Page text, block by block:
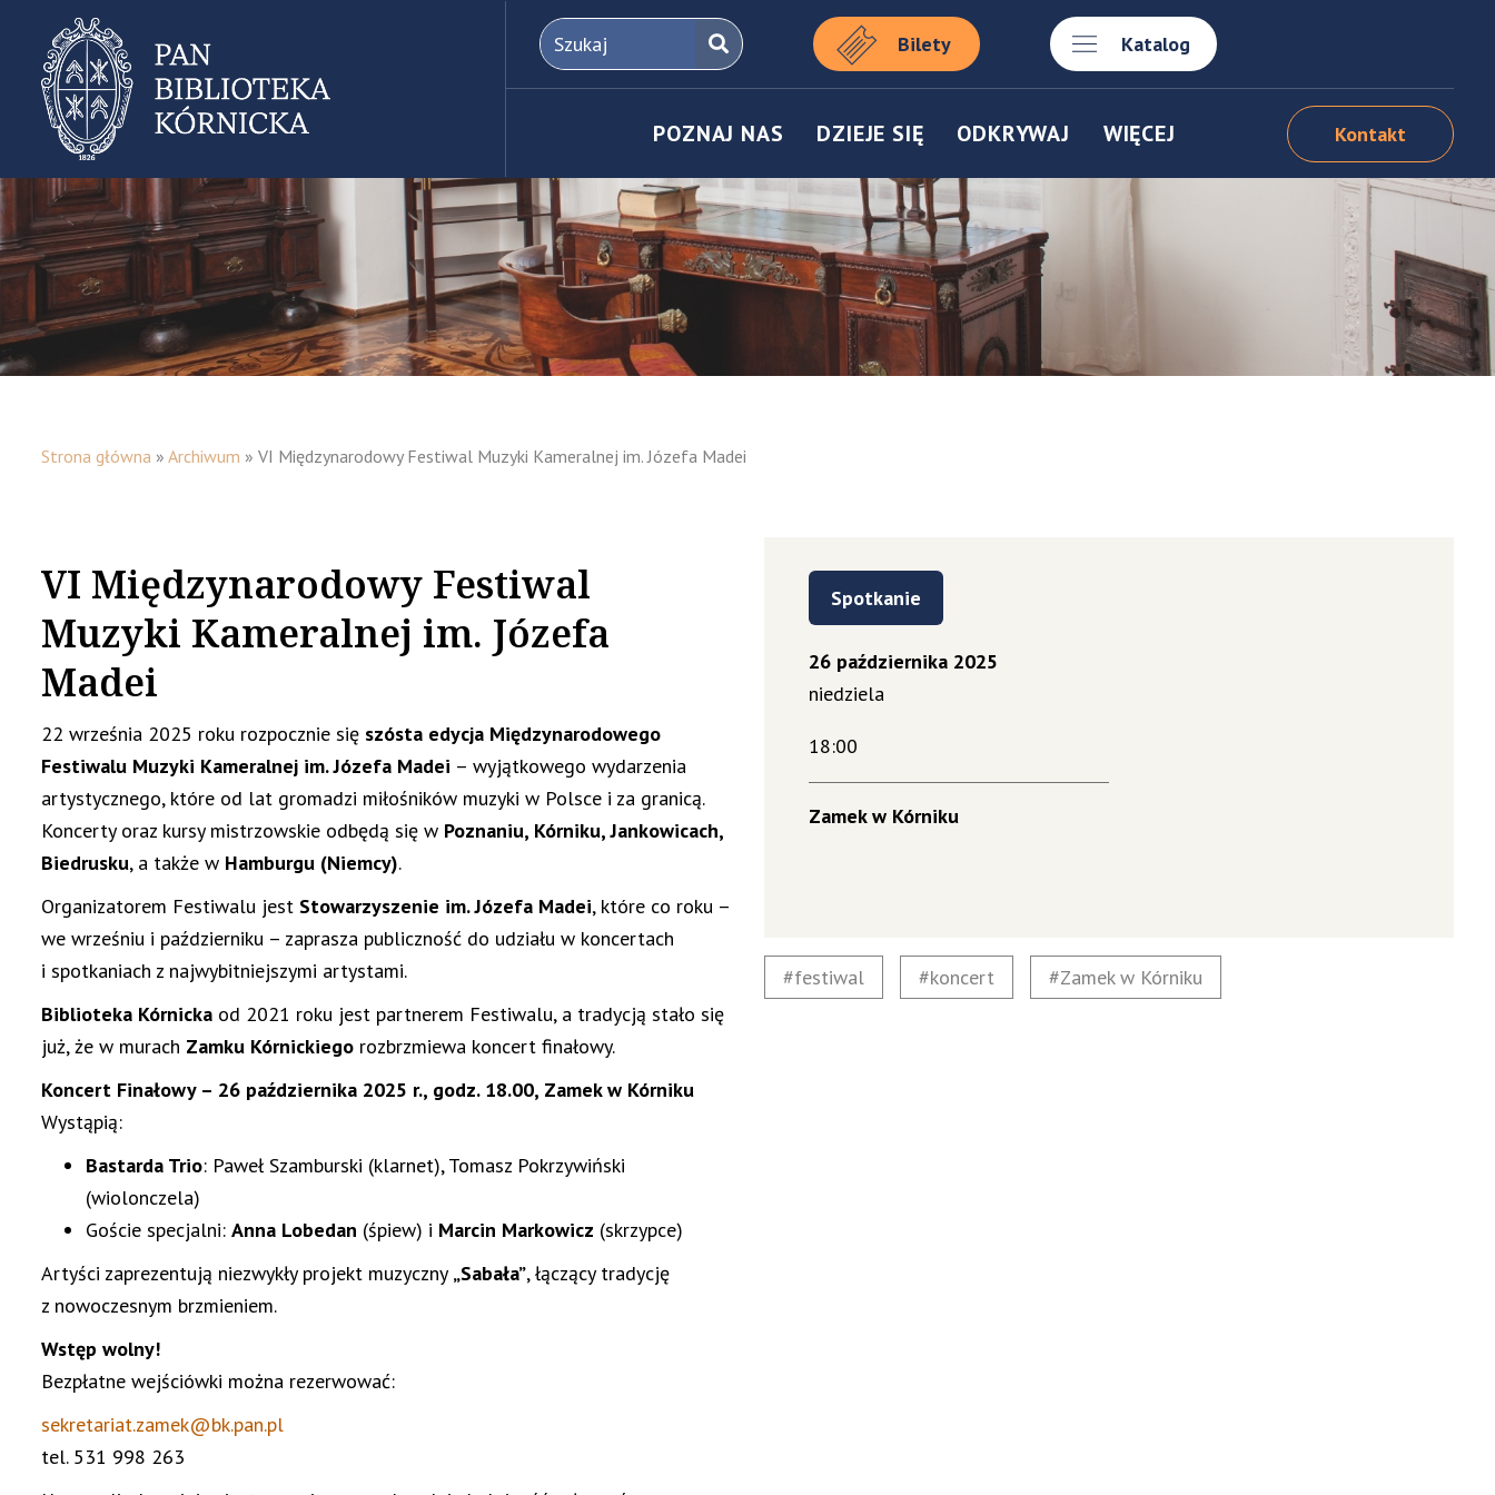
Bilety Katalog
POZNAJ NAS DZIEJE SIĘ ODKRYWAJ WIĘCEJ Kontakt
Strona główna » Archiwum » VI Międzynarodowy Festiwal Muzyki Kameralnej im. Józefa Madei
VI Międzynarodowy Festiwal
Muzyki Kameralnej im. Józefa
Madei
22 września 2025 roku rozpocznie się szósta edycja Międzynarodowego
Festiwalu Muzyki Kameralnej im. Józefa Madei – wyjątkowego wydarzenia
artystycznego, które od lat gromadzi miłośników muzyki w Polsce i za granicą.
Koncerty oraz kursy mistrzowskie odbędą się w Poznaniu, Kórniku, Jankowicach,
Biedrusku, a także w Hamburgu (Niemcy).
Organizatorem Festiwalu jest Stowarzyszenie im. Józefa Madei, które co roku –
we wrześniu i październiku – zaprasza publiczność do udziału w koncertach
i spotkaniach z najwybitniejszymi artystami.
Biblioteka Kórnicka od 2021 roku jest partnerem Festiwalu, a tradycją stało się
już, że w murach Zamku Kórnickiego rozbrzmiewa koncert finałowy.
Koncert Finałowy – 26 października 2025 r., godz. 18.00, Zamek w Kórniku
Wystąpią:
Bastarda Trio: Paweł Szamburski (klarnet), Tomasz Pokrzywiński
(wiolonczela)
Goście specjalni: Anna Lobedan (śpiew) i Marcin Markowicz (skrzypce)
Artyści zaprezentują niezwykły projekt muzyczny „Sabała”, łączący tradycję
z nowoczesnym brzmieniem.
Wstęp wolny!
Bezpłatne wejściówki można rezerwować:
sekretariat.zamek@bk.pan.pl
tel. 531 998 263
Spotkanie
26 października 2025
niedziela
18:00
Zamek w Kórniku
festiwal koncert Zamek w Kórniku